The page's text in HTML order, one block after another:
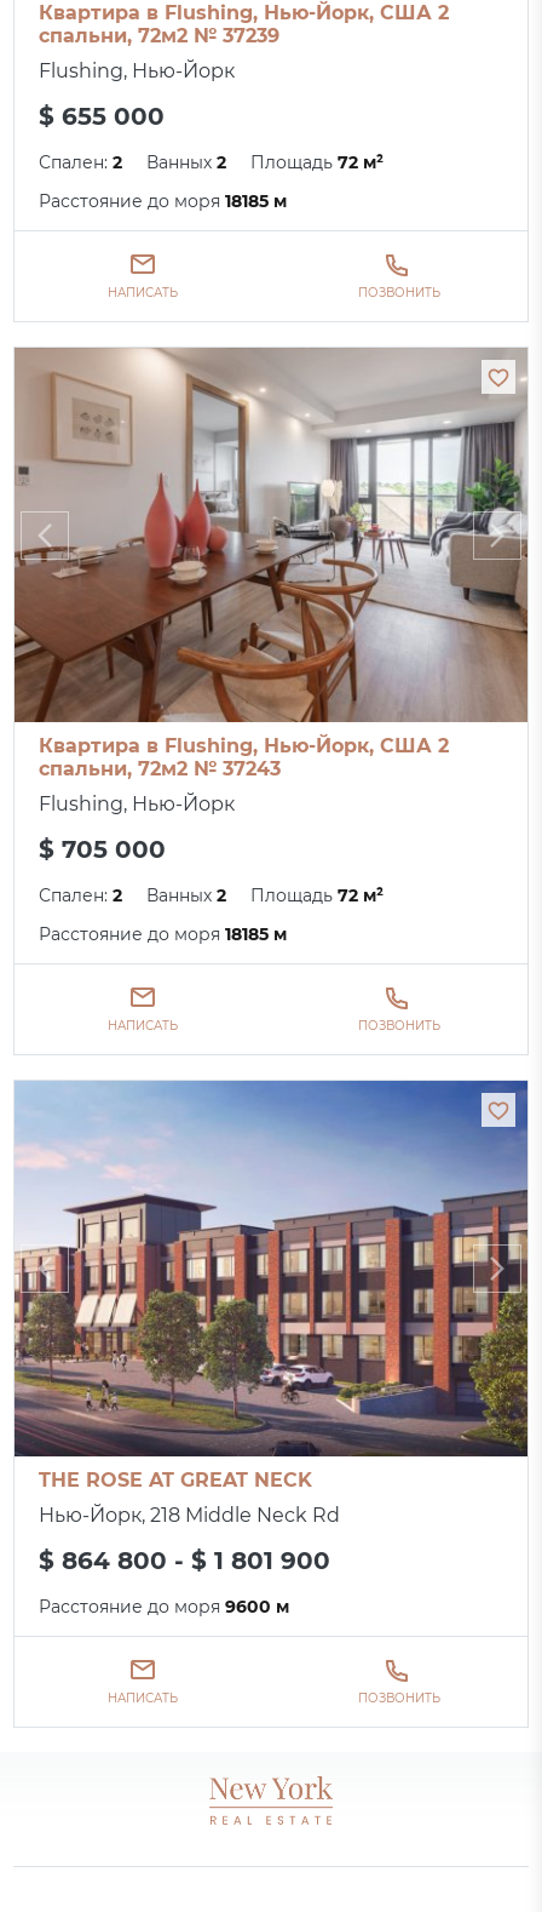
Квартира в Flushing, Нью-Йорк, США 2
спальни, 72м2 № 37239
Flushing, Нью-Йорк
$ 655 000
Спален:2 Ванных2 Площадь72 м²
Расстояние до моря18185 м
НАПИСАТЬ ПОЗВОНИТЬ
Квартира в Flushing, Нью-Йорк, США 2
спальни, 72м2 № 37243
Flushing, Нью-Йорк
$ 705 000
Спален:2 Ванных2 Площадь72 м²
Расстояние до моря18185 м
НАПИСАТЬ ПОЗВОНИТЬ
THE ROSE AT GREAT NECK
Нью-Йорк, 218 Middle Neck Rd
$ 864 800 - $ 1 801 900
Расстояние до моря9600 м
НАПИСАТЬ ПОЗВОНИТЬ